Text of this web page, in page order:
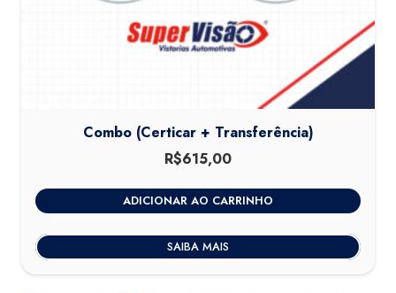
Combo (Certicar + Transferência)
R$615,00
ADICIONAR AO CARRINHO
SAIBA MAIS